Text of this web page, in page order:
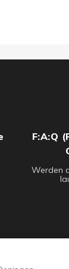
F:A:Q
Werden